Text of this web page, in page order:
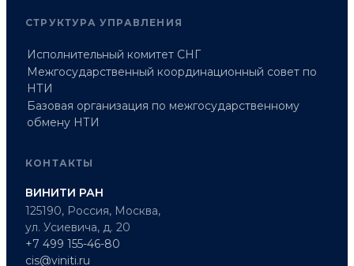
СТРУКТУРА УПРАВЛЕНИЯ
Исполнительный комитет СНГ
Межгосударственный координационный совет по
НТИ
Базовая организация по межгосударственному
обмену НТИ
КОНТАКТЫ
ВИНИТИ РАН
125190, Россия, Москва,
ул. Усиевича, д. 20
+7 499 155-46-80
cis@viniti.ru